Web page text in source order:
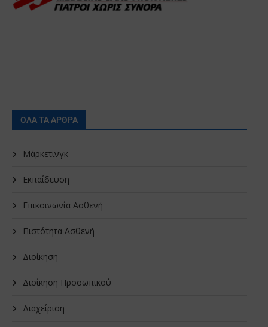
ΟΛΑ ΤΑ ΑΡΘΡΑ
Μάρκετινγκ
Εκπαίδευση
Επικοινωνία Ασθενή
Πιστότητα Ασθενή
Διοίκηση
Διοίκηση Προσωπικού
Διαχείριση